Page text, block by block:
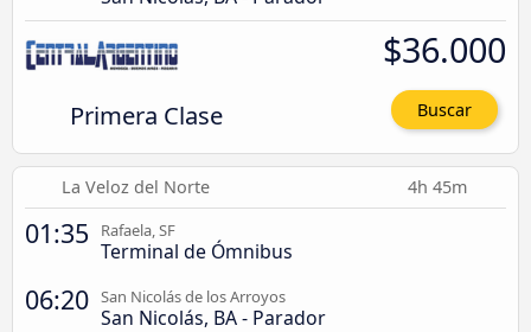
Primera Clase
$36.000
Buscar
La Veloz del Norte 4h 45m
01:35 Rafaela, SF
Terminal de Ómnibus
06:20 San Nicolás de los Arroyos
San Nicolás, BA - Parador